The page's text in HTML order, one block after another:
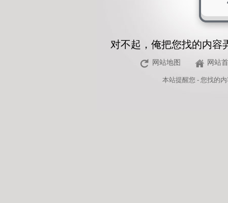
对不起，俺把您找的内容
网站地图 网站
本站提醒您 - 您找的